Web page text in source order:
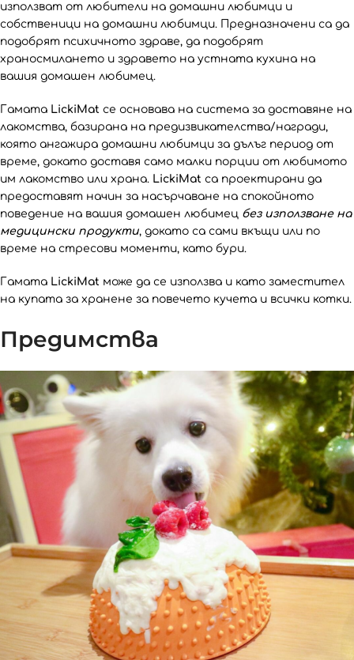
използват от любители на домашни любимци и
собственици на домашни любимци. Предназначени са да
подобрят психичното здраве, да подобрят
храносмилането и здравето на устната кухина на
вашия домашен любимец.
Гамата LickiMat се основава на система за доставяне на
лакомства, базирана на предизвикателства/награди,
която ангажира домашни любимци за дълъг период от
време, докато доставя само малки порции от любимото
им лакомство или храна. LickiMat са проектирани да
предоставят начин за насърчаване на спокойното
поведение на вашия домашен любимец без използване на
медицински продукти, докато са сами вкъщи или по
време на стресови моменти, като бури.
Гамата LickiMat може да се използва и като заместител
на купата за хранене за повечето кучета и всички котки.
Предимства